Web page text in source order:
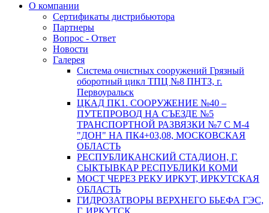
О компании
Сертификаты дистрибьютора
Партнеры
Вопрос - Ответ
Новости
Галерея
Система очистных сооружений Грязный
оборотный цикл ТПЦ №8 ПНТЗ, г.
Первоуральск
ЦКАД ПК1. СООРУЖЕНИЕ №40 –
ПУТЕПРОВОД НА СЪЕЗДЕ №5
ТРАНСПОРТНОЙ РАЗВЯЗКИ №7 С М-4
"ДОН" НА ПК4+03,08, МОСКОВСКАЯ
ОБЛАСТЬ
РЕСПУБЛИКАНСКИЙ СТАДИОН, Г.
СЫКТЫВКАР РЕСПУБЛИКИ КОМИ
МОСТ ЧЕРЕЗ РЕКУ ИРКУТ, ИРКУТСКАЯ
ОБЛАСТЬ
ГИДРОЗАТВОРЫ ВЕРХНЕГО БЬЕФА ГЭС,
Г. ИРКУТСК